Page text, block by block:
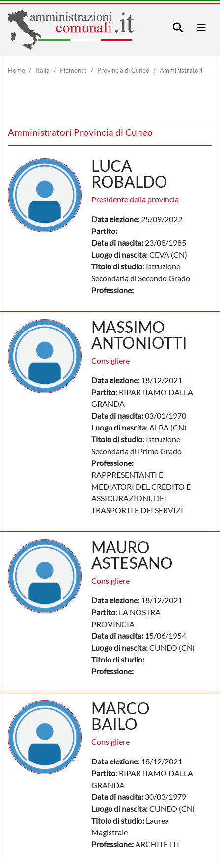
Home Italia Piemonte Provincia di Cuneo Amministratori
Amministratori Provincia di Cuneo
LUCA
ROBALDO
Presidente della provincia
Data elezione: 25/09/2022
Partito:
Data di nascita: 23/08/1985
Luogo di nascita:CEVA (CN)
Titolo di studio: Istruzione
Secondaria di Secondo Grado
Professione:
MASSIMO
ANTONIOTTI
Consigliere
Data elezione: 18/12/2021
Partito: RIPARTIAMO DALLA
GRANDA
Data di nascita:03/01/1970
Luogo di nascita:ALBA (CN)
Titolo di studio: Istruzione
Secondaria di Primo Grado
Professione:
RAPPRESENTANTI E
MEDIATORI DEL CREDITO E
ASSICURAZIONI, DEI
TRASPORTI E DEI SERVIZI
MAURO
ASTESANO
Consigliere
Data elezione: 18/12/2021
Partito: LA NOSTRA
PROVINCIA
Data di nascita: 15/06/1954
Luogo di nascita:CUNEO (CN)
Titolo di studio:
Professione:
MARCO
BAILO
Consigliere
Data elezione: 18/12/2021
Partito: RIPARTIAMO DALLA
GRANDA
Data di nascita: 30/03/1979
Luogo di nascita:CUNEO (CN)
Titolo di studio: Laurea
Magistrale
Professione:ARCHITETTI